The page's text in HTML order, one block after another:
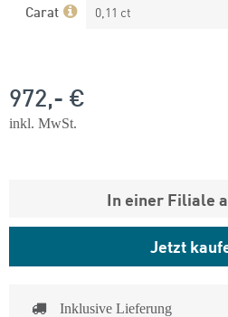
Carat 0,11 ct
972,- €
inkl. MwSt.
In einer Filiale
Jetzt
Inklusive Lieferung